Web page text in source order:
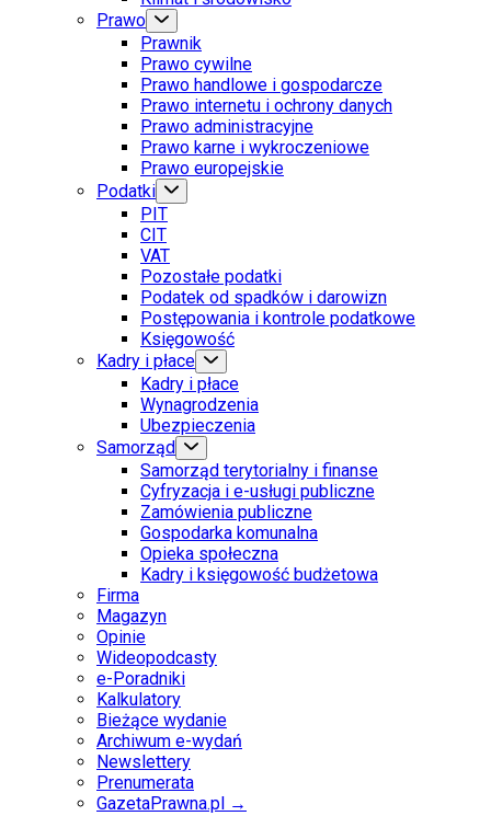
Prawo
Prawnik
Prawo cywilne
Prawo handlowe i gospodarcze
Prawo internetu i ochrony danych
Prawo administracyjne
Prawo karne i wykroczeniowe
Prawo europejskie
Podatki
PIT
CIT
VAT
Pozostałe podatki
Podatek od spadków i darowizn
Postępowania i kontrole podatkowe
Księgowość
Kadry i płace
Kadry i płace
Wynagrodzenia
Ubezpieczenia
Samorząd
Samorząd terytorialny i finanse
Cyfryzacja i e-usługi publiczne
Zamówienia publiczne
Gospodarka komunalna
Opieka społeczna
Kadry i księgowość budżetowa
Firma
Magazyn
Opinie
Wideopodcasty
e-Poradniki
Kalkulatory
Bieżące wydanie
Archiwum e-wydań
Newslettery
Prenumerata
GazetaPrawna.pl →